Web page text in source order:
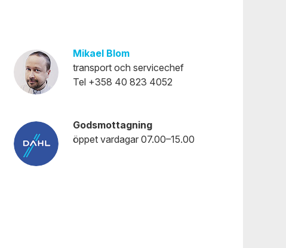
Mikael Blom
transport och servicechef
Tel +358 40 823 4052
Godsmottagning
öppet vardagar 07.00–15.00